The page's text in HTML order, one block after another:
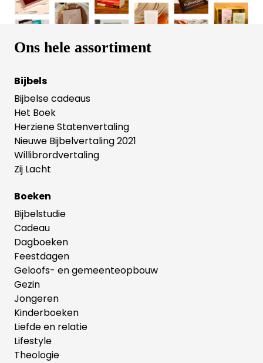
Ons hele assortiment
Bijbels
Bijbelse cadeaus
Het Boek
Herziene Statenvertaling
Nieuwe Bijbelvertaling 2021
Willibrordvertaling
Zij Lacht
Boeken
Bijbelstudie
Cadeau
Dagboeken
Feestdagen
Geloofs- en gemeenteopbouw
Gezin
Jongeren
Kinderboeken
Liefde en relatie
Lifestyle
Theologie